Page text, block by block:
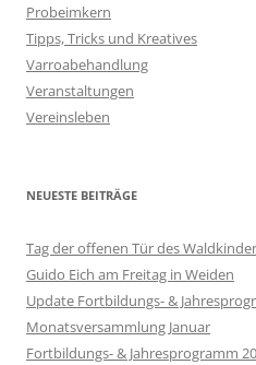
Probeimkern
Tipps, Tricks und Kreatives
Varroabehandlung
Veranstaltungen
Vereinsleben
NEUESTE BEITRÄGE
Tag der offenen Tür des
Guido Eich am Freitag in Weiden
Update Fortbildungs- &
Monatsversammlung Januar
Fortbildungs- & Jahresprogramm